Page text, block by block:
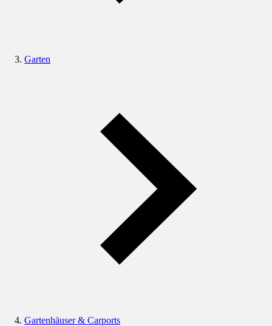
Garten
Gartenhäuser & Carports